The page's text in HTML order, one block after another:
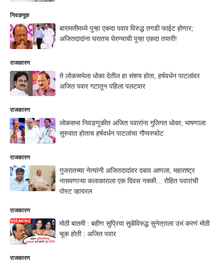
निवडणूक
बारामतीमध्ये पुन्हा एकदा पवार विरुद्ध तगडी फाईट होणार;
अजितदादांना घरातच घेरण्याची पुन्हा एकदा तयारी!
राजकारण
ते लोकसभेला धोका देतील हा संशय होता, हर्षवर्धन पाटलांवर
अजित पवार गटातून पहिला पलटवार
राजकारण
लोकसभा निवडणुकीत अजित पवारांना गुलिगत धोका; भाषणाला
सुरुवात होताच हर्षवर्धन पाटलांचा गौप्यस्फोट
राजकारण
गुजरातच्या नेत्यांनी अजितदादांवर दबाव आणला, महाराष्ट्र
नासवणाऱ्या कलाकाराला एक दिवस नक्की... रोहित पवारांची
पोस्ट व्हायरल
राजकारण
मोठी बातमी : बहीण सुप्रिया सुळेंविरुद्ध सुनेत्राला उभं करणं मोठी
चूक होती : अजित पवार
राजकारण